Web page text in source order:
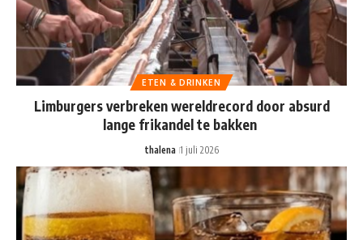
ETEN & DRINKEN
Limburgers verbreken wereldrecord door absurd
lange frikandel te bakken
thalena 1 juli 2026